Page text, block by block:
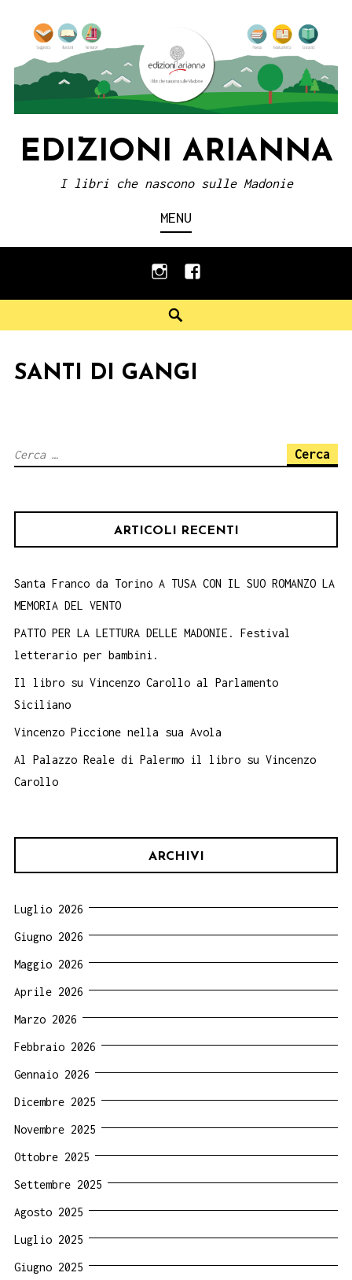
content
EDIZIONI ARIANNA
I libri che nascono sulle Madonie
MENU
instagramfacebook
SANTI DI GANGI
Ricerca
ARTICOLI RECENTI
Santa Franco da Torino A TUSA CON IL SUO ROMANZO LA
MEMORIA DEL VENTO
PATTO PER LA LETTURA DELLE MADONIE. Festival
letterario per bambini.
Il libro su Vincenzo Carollo al Parlamento
Siciliano
Vincenzo Piccione nella sua Avola
Al Palazzo Reale di Palermo il libro su Vincenzo
Carollo
ARCHIVI
Luglio 2026
Giugno 2026
Maggio 2026
Aprile 2026
Marzo 2026
Febbraio 2026
Gennaio 2026
Dicembre 2025
Novembre 2025
Ottobre 2025
Settembre 2025
Agosto 2025
Luglio 2025
Giugno 2025